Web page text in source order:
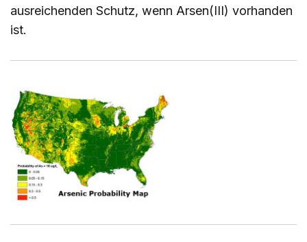
ausreichenden Schutz, wenn Arsen(III) vorhanden
ist.